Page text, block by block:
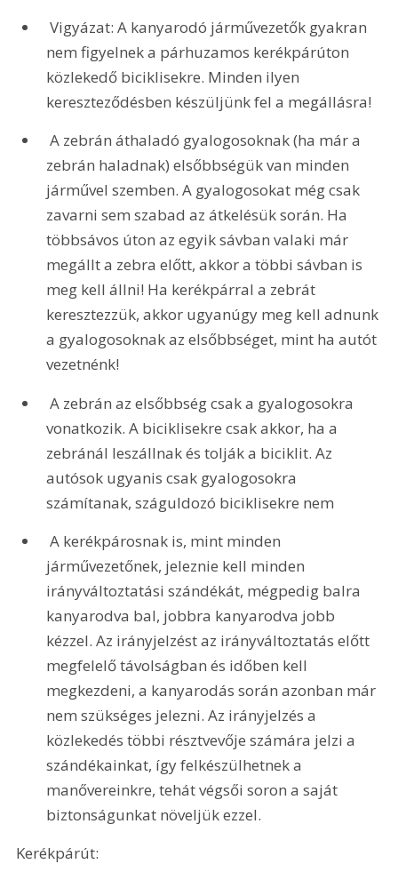
Vigyázat: A kanyarodó járművezetők gyakran
nem figyelnek a párhuzamos kerékpárúton
közlekedő biciklisekre. Minden ilyen
kereszteződésben készüljünk fel a megállásra!
A zebrán áthaladó gyalogosoknak (ha már a
zebrán haladnak) elsőbbségük van minden
járművel szemben. A gyalogosokat még csak
zavarni sem szabad az átkelésük során. Ha
többsávos úton az egyik sávban valaki már
megállt a zebra előtt, akkor a többi sávban is
meg kell állni! Ha kerékpárral a zebrát
keresztezzük, akkor ugyanúgy meg kell adnunk
a gyalogosoknak az elsőbbséget, mint ha autót
vezetnénk!
A zebrán az elsőbbség csak a gyalogosokra
vonatkozik. A biciklisekre csak akkor, ha a
zebránál leszállnak és tolják a biciklit. Az
autósok ugyanis csak gyalogosokra
számítanak, száguldozó biciklisekre nem
A kerékpárosnak is, mint minden
járművezetőnek, jeleznie kell minden
irányváltoztatási szándékát, mégpedig balra
kanyarodva bal, jobbra kanyarodva jobb
kézzel. Az irányjelzést az irányváltoztatás előtt
megfelelő távolságban és időben kell
megkezdeni, a kanyarodás során azonban már
nem szükséges jelezni. Az irányjelzés a
közlekedés többi résztvevője számára jelzi a
szándékainkat, így felkészülhetnek a
manővereinkre, tehát végsői soron a saját
biztonságunkat növeljük ezzel.
Kerékpárút: